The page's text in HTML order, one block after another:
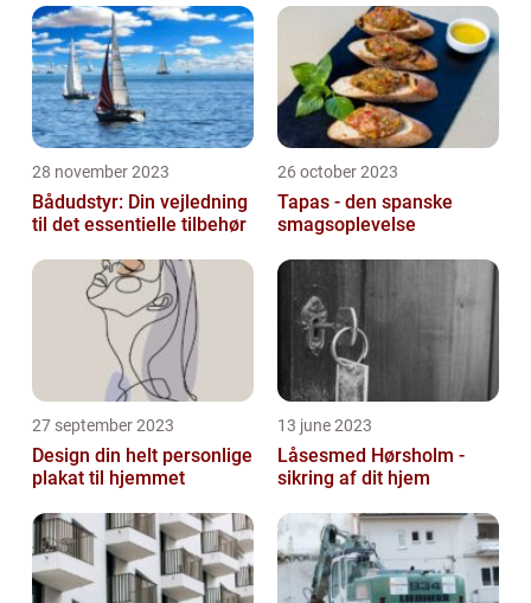
28 november 2023
Bådudstyr: Din vejledning
til det essentielle tilbehør
26 october 2023
Tapas - den spanske
smagsoplevelse
27 september 2023
Design din helt personlige
plakat til hjemmet
13 june 2023
Låsesmed Hørsholm -
sikring af dit hjem